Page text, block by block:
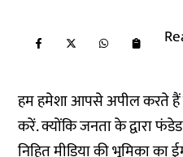
हम हमेशा आपसे अपील करते हैं
करें. क्योंकि जनता के द्वारा
निहित मीडिया की भूमिका का